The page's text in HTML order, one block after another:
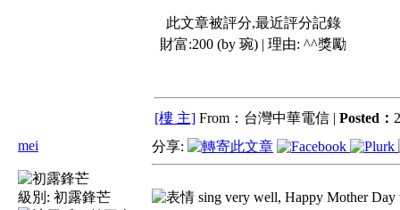
此文章被評分,最近評分記錄
財富:200 (by 琬) | 理由: ^^獎勵
[樓 主] From：台灣中華電信 | Posted：
mei
級別: 初露鋒芒
分享:
sing very well, Happy Mother Day